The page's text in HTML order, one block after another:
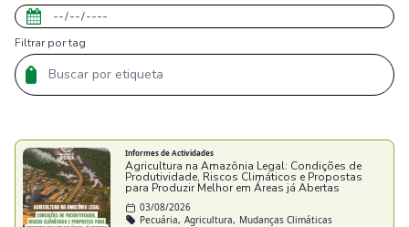
Filtrar por tag
Informes de Actividades
Agricultura na Amazônia Legal: Condições de
Produtividade, Riscos Climáticos e Propostas
para Produzir Melhor em Áreas já Abertas
03/08/2026
Pecuária, Agricultura, Mudanças Climáticas